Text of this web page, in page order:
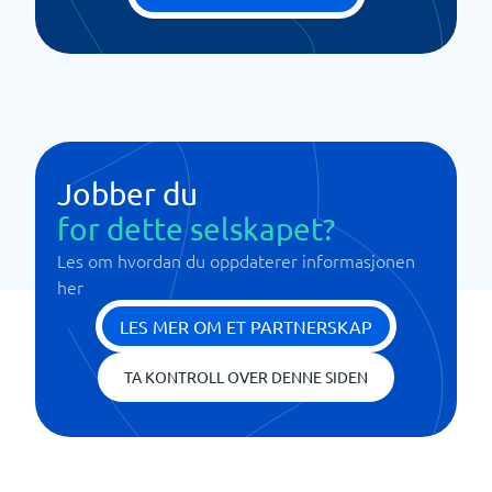
Jobber du
for dette selskapet?
Les om hvordan du oppdaterer informasjonen
her
LES MER OM ET PARTNERSKAP
TA KONTROLL OVER DENNE SIDEN